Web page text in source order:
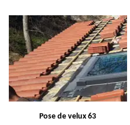
Pose de velux 63